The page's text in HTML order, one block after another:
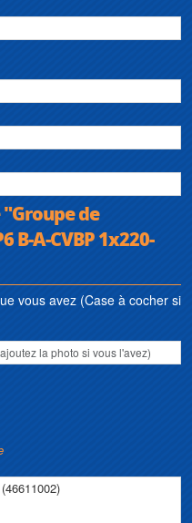
de
B-A-CVBP 1x220-
vous avez (Case à cocher si